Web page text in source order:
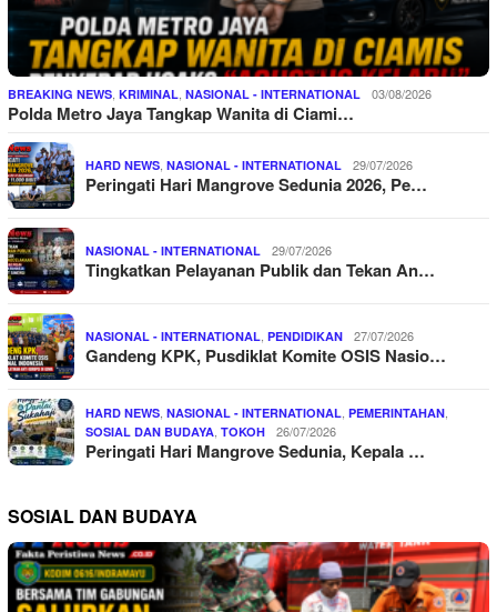
BREAKING NEWS KRIMINAL NASIONAL - INTERNATIONAL 03/08/2026
Polda Metro Jaya Tangkap Wanita di Ciami…
HARD NEWS NASIONAL - INTERNATIONAL 29/07/2026
Peringati Hari Mangrove Sedunia 2026, Pe…
NASIONAL - INTERNATIONAL 29/07/2026
Tingkatkan Pelayanan Publik dan Tekan An…
NASIONAL - INTERNATIONAL PENDIDIKAN 27/07/2026
Gandeng KPK, Pusdiklat Komite OSIS Nasio…
HARD NEWS NASIONAL - INTERNATIONAL PEMERINTAHAN
SOSIAL DAN BUDAYA TOKOH 26/07/2026
Peringati Hari Mangrove Sedunia, Kepala …
SOSIAL DAN BUDAYA